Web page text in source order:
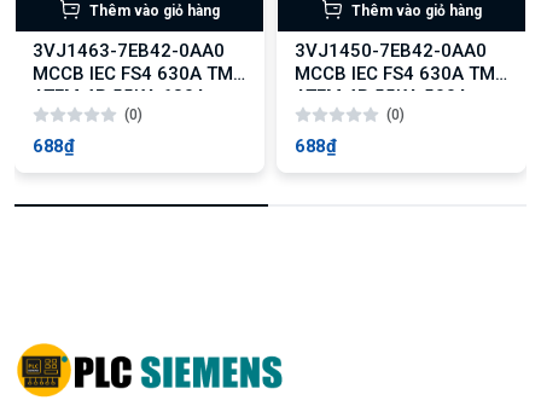
Thêm vào giỏ hàng
3VJ1463-7EB42-0AA0
MCCB IEC FS4 630A TM
ATFM 4P 55KA 630A
(0)
688₫
Thêm vào giỏ hàng
3VJ1450-7EB42-0AA0
MCCB IEC FS4 630A TM
ATFM 4P 55KA 500A
(0)
688₫